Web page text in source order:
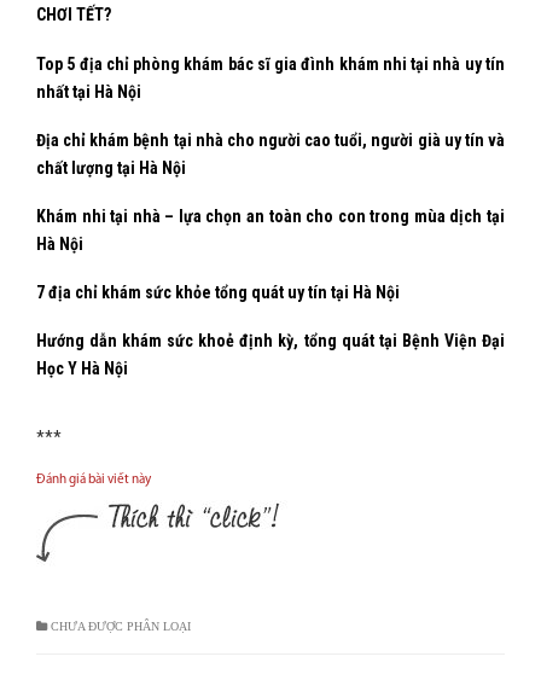
CHƠI TẾT?
Top 5 địa chỉ phòng khám bác sĩ gia đình khám nhi tại nhà uy tín
nhất tại Hà Nội
Địa chỉ khám bệnh tại nhà cho người cao tuổi, người già uy tín và
chất lượng tại Hà Nội
Khám nhi tại nhà – lựa chọn an toàn cho con trong mùa dịch tại
Hà Nội
7 địa chỉ khám sức khỏe tổng quát uy tín tại Hà Nội
Hướng dẫn khám sức khoẻ định kỳ, tổng quát tại Bệnh Viện Đại
Học Y Hà Nội
***
Đánh giá bài viết này
CHƯA ĐƯỢC PHÂN LOẠI